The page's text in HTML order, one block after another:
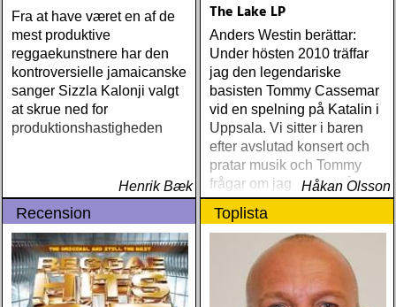
Fra at have været en af de
mest produktive
reggaekunstnere har den
kontroversielle jamaicanske
sanger Sizzla Kalonji valgt
at skrue ned for
produktionshastigheden
Henrik Bæk
The Lake LP
Anders Westin berättar:
Under hösten 2010 träffar
jag den legendariske
basisten Tommy Cassemar
vid en spelning på Katalin i
Uppsala. Vi sitter i baren
efter avslutad konsert och
pratar musik och Tommy
frågar om jag spelar något
instrument
Håkan Olsson
Recension Toplista